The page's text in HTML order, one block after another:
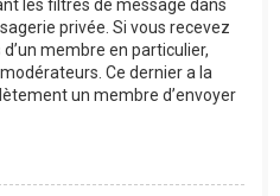
les filtres de message dans
privée. Si vous recevez
membre en particulier,
Ce dernier a la
un membre d’envoyer